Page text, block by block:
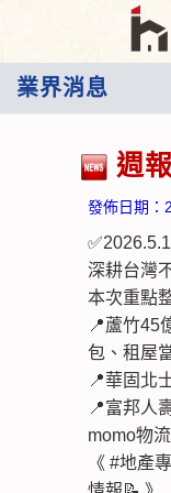
業界消息
週
發佈日期：
深耕台灣
本次重點
📍蘆竹45
包、租屋
📍華固北
📍富邦人
momo物
《 #地產